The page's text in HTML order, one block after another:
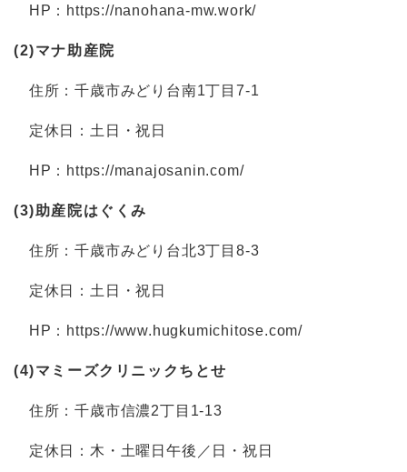
HP：https://nanohana-mw.work/
(2)マナ助産院
住所：千歳市みどり台南1丁目7-1
定休日：土日・祝日
HP：https://manajosanin.com/
(3)助産院はぐくみ
住所：千歳市みどり台北3丁目8-3
定休日：土日・祝日
HP：https://www.hugkumichitose.com/
(4)マミーズクリニックちとせ
住所：千歳市信濃2丁目1-13
定休日：木・土曜日午後／日・祝日